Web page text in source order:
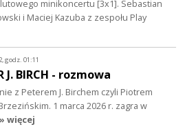
minikoncertu [3x1]. Sebastian
i Maciej Kazuba z zespołu Play
godz. 01:11
J. BIRCH - rozmowa
z Peterem J. Birchem czyli Piotrem
1 marca 2026 r. zagra w
» więcej